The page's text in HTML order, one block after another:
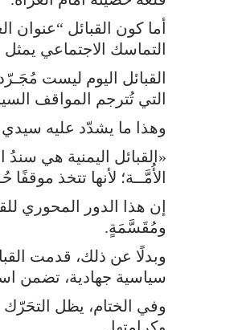
أما كون القبائل “عنوان
التماسك الاجتماعي يمثل
القبائل اليوم ليست
التي تُترجم المواقف
وهذا ما يشدّد عليه سيدي
«القبائل اليمنية هي
الأُمَّــة؛ لأنها تتخذ موقفًا
إن هذا الدور المحوري
ومُقَسَّمَةٍ.
وبدلًا عن ذلك، قدمت
سياسية جهادية، تضمن
وفي الختام، يظل التحَرّك
وكرامتها.